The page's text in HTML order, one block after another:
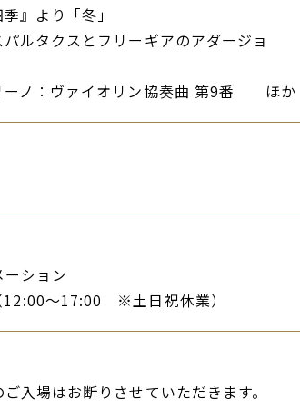
』より「冬」
ルタクスとフリーギアのアダージョ
ーノ：ヴァイオリン協奏曲 第9番 ほか
ション
～17:00 ※土日祝休業）
入場はお断りさせていただきます。